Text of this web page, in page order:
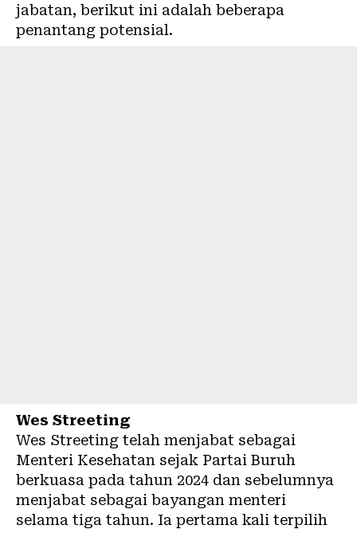
jabatan, berikut ini adalah beberapa
penantang potensial.
Wes Streeting
Wes Streeting telah menjabat sebagai
Menteri Kesehatan sejak Partai Buruh
berkuasa pada tahun 2024 dan sebelumnya
menjabat sebagai bayangan menteri
selama tiga tahun. Ia pertama kali terpilih